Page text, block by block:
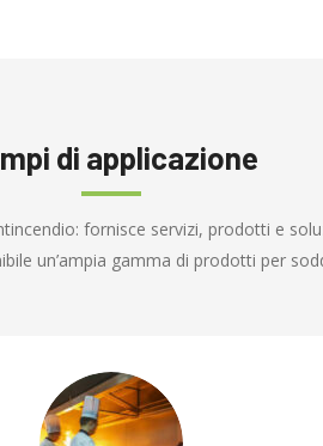
di applicazione
fornisce servizi, prodotti e
un’ampia gamma di prodotti per